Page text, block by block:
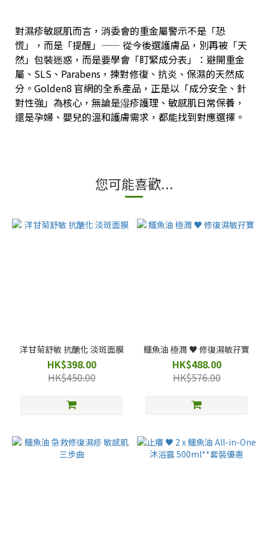
對濕疹敏感肌而言，消委會的重金屬警示不是「恐
慌」，而是「提醒」—— 從今後選護膚品，別再被「天
然」包裝迷惑，而是要學會「盯緊成分表」：避開重金
屬、SLS、Parabens，揀對修復、抗炎、保濕的天然成
分。Golden8 官網的全系產品，正是以「成分安全、針
對性強」為核心，無論是湿疹護理、敏感肌日常保養，
還是孕婦、嬰兒的溫和護膚需求，都能找到對應選擇。
您可能喜歡...
洋甘菊舒敏 抗醣化 淡斑面膜
HK$398.00
HK$450.00
鱷魚油 極潤 ♥️ 修復濕敏孖寶
HK$488.00
HK$576.00